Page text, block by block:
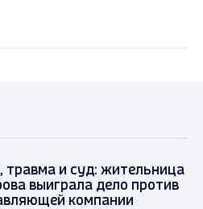
травма и суд: жительница
выиграла дело против
компании